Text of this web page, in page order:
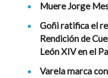
Muere Jorge
Goñi ratifica el
Rendición de
León XIV en el
Varela marca